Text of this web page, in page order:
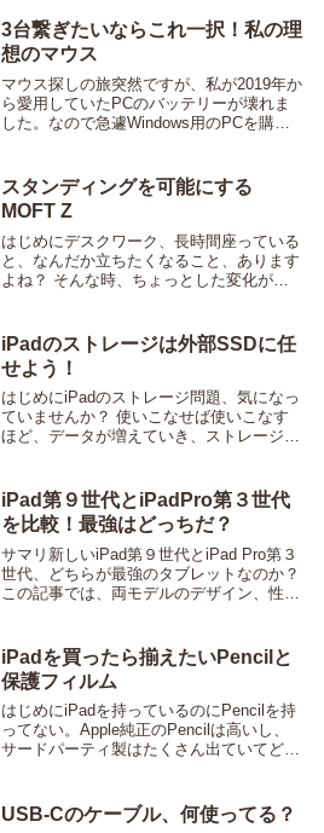
3台繋ぎたいならこれ一択！私の理
想のマウス
マウス探しの旅突然ですが、私が2019年か
ら愛用していたPCのバッテリーが壊れま
した。なので急遽Windows用のPCを購
ていたマウスに登録できる台数は2台...
スタンディングを可能にする
MOFT Z
はじめにデスクワーク、長時間座っている
と、なんだか立ちたくなること、あります
よね？ そんな時、ちょっとした変化が欲
タと折り曲げてスタンドに。これ、すごい
んです...
iPadのストレージは外部SSDに任
せよう！
はじめにiPadのストレージ問題、気になっ
ていませんか？ 使いこなせば使いこなす
ほど、データが増えていき、ストレージが
存方法とおすすめガイドをまとめてみまし
た。i...
iPad第９世代とiPadPro第３世代
を比較！最強はどっちだ？
サマリ新しいiPad第９世代とiPad Pro第３
世代、どちらが最強のタブレットなのか？
この記事では、両モデルのデザイン、性
最新版でないもの）を検討している方は...
iPadを買ったら揃えたいPencilと
保護フィルム
はじめにiPadを持っているのにPencilを持
ってない。Apple純正のPencilは高いし、
サードパーティ製はたくさん出ていてどれ
ットでPencil買って！...
USB-Cのケーブル、何使ってる？